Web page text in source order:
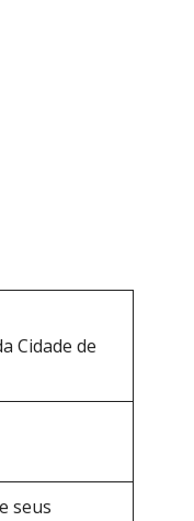
Cidade de
seus